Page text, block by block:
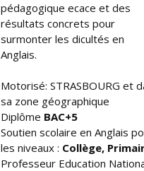
pédagogique efficace et des
résultats concrets pour
surmonter les difficultés en
Anglais.
Motorisé: STRASBOURG et
sa zone géographique
Diplôme BAC+5
Soutien scolaire en Anglais
les niveaux : Collège,
Professeur Education